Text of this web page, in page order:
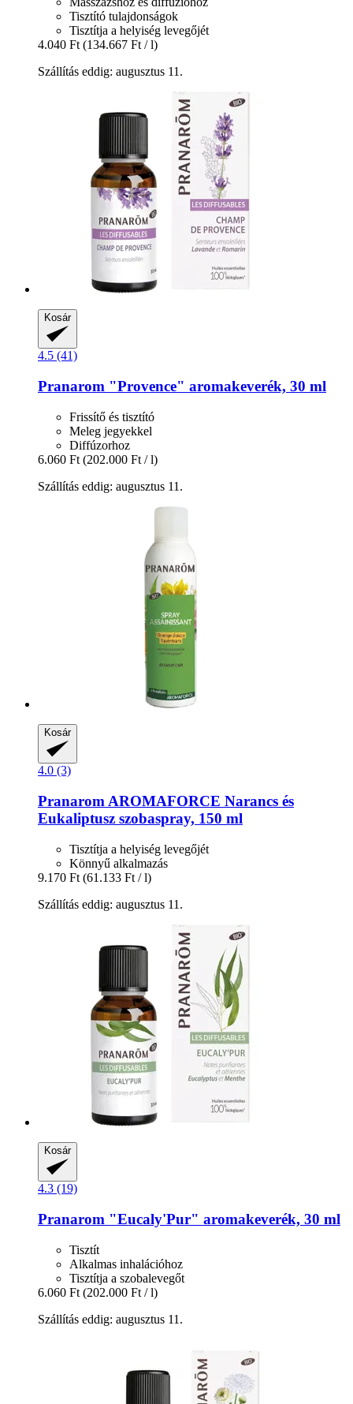
Tisztító tulajdonságok
Tisztítja a helyiség levegőjét
4.040 Ft (134.667 Ft / l)
Szállítás eddig: augusztus 11.
Kosár
4.5 (41)
Pranarom "Provence" aromakeverék, 30 ml
Frissítő és tisztító
Meleg jegyekkel
Diffúzorhoz
6.060 Ft (202.000 Ft / l)
Szállítás eddig: augusztus 11.
Kosár
4.0 (3)
Pranarom AROMAFORCE Narancs és
Eukaliptusz szobaspray, 150 ml
Tisztítja a helyiség levegőjét
Könnyű alkalmazás
9.170 Ft (61.133 Ft / l)
Szállítás eddig: augusztus 11.
Kosár
4.3 (19)
Pranarom "Eucaly'Pur" aromakeverék, 30 ml
Tisztít
Alkalmas inhalációhoz
Tisztítja a szobalevegőt
6.060 Ft (202.000 Ft / l)
Szállítás eddig: augusztus 11.